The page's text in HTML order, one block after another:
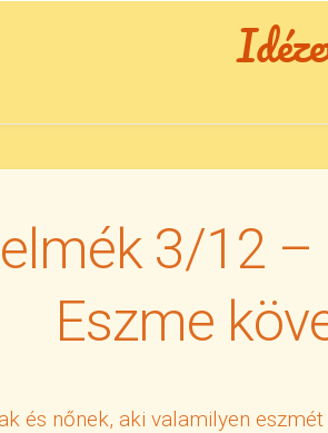
3/12 –
Eszme
és nőnek, aki valamilyen eszmét